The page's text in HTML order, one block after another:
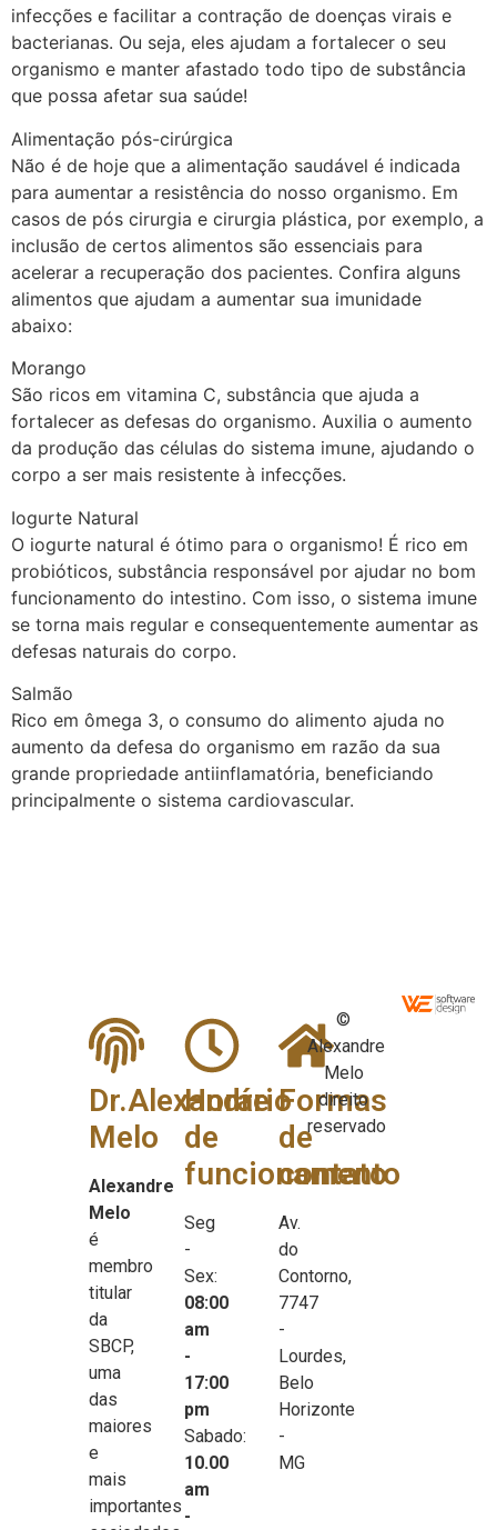
infecções e facilitar a contração de doenças virais e
bacterianas. Ou seja, eles ajudam a fortalecer o seu
organismo e manter afastado todo tipo de substância
que possa afetar sua saúde!
Alimentação pós-cirúrgica
Não é de hoje que a alimentação saudável é indicada
para aumentar a resistência do nosso organismo. Em
casos de pós cirurgia e cirurgia plástica, por exemplo, a
inclusão de certos alimentos são essenciais para
acelerar a recuperação dos pacientes. Confira alguns
alimentos que ajudam a aumentar sua imunidade
abaixo:
Morango
São ricos em vitamina C, substância que ajuda a
fortalecer as defesas do organismo. Auxilia o aumento
da produção das células do sistema imune, ajudando o
corpo a ser mais resistente à infecções.
Iogurte Natural
O iogurte natural é ótimo para o organismo! É rico em
probióticos, substância responsável por ajudar no bom
funcionamento do intestino. Com isso, o sistema imune
se torna mais regular e consequentemente aumentar as
defesas naturais do corpo.
Salmão
Rico em ômega 3, o consumo do alimento ajuda no
aumento da defesa do organismo em razão da sua
grande propriedade antiinflamatória, beneficiando
principalmente o sistema cardiovascular.
Dr.Alexandre
Melo
Alexandre
Melo
é
membro
titular
da
SBCP,
uma
das
maiores
e
mais
importantes
Horário
de
funcionamento
Seg
-
Sex:
08:00
am
-
17:00
pm
Sabado:
10.00
am
-
Formas
de
contato
Av.
do
Contorno,
7747
-
Lourdes,
Belo
Horizonte
-
MG
©
Alexandre
Melo
direito
reservado